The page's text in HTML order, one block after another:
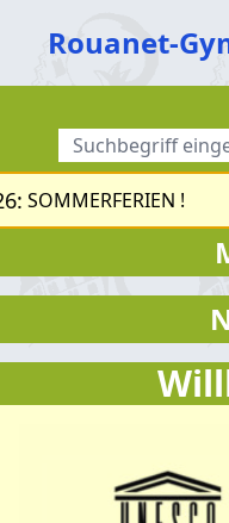
Rouanet-
SOMMERFERIEN !